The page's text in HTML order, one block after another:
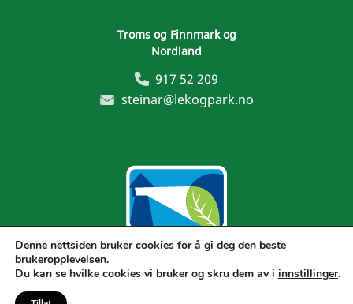
Troms og Finnmark og
Nordland
917 52 209
steinar@lekogpark.no
Denne nettsiden bruker cookies for å gi deg den beste
brukeropplevelsen.
Du kan se hvilke cookies vi bruker og skru dem av i innstillinger.